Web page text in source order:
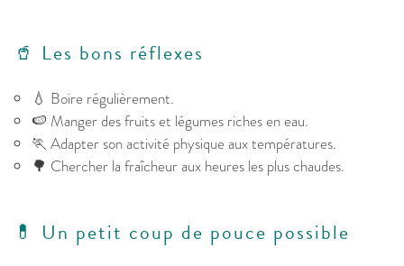
🥤 Les bons réflexes
💧 Boire régulièrement.
🍉 Manger des fruits et légumes riches en eau.
🏃 Adapter son activité physique aux températures.
🌳 Chercher la fraîcheur aux heures les plus chaudes.
💊 Un petit coup de pouce possible